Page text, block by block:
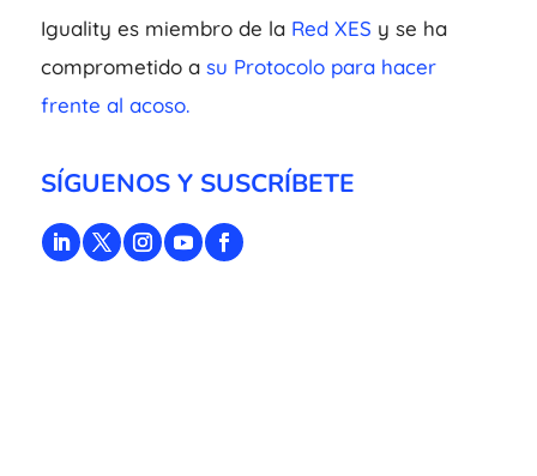
Iguality es miembro de la Red XES y se ha
comprometido a su Protocolo para hacer
frente al acoso.
SÍGUENOS Y SUSCRÍBETE